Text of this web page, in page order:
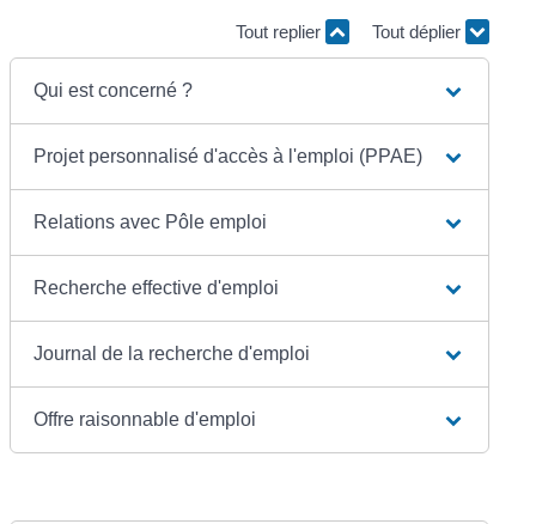
Tout replier Tout déplier
Qui est concerné ?
Projet personnalisé d'accès à l'emploi (PPAE)
Relations avec Pôle emploi
Recherche effective d'emploi
Journal de la recherche d'emploi
Offre raisonnable d'emploi